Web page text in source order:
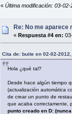
«Última modificación: 03-
Re: No me aparece
« Respuesta #4 en:
Cita de: buite en 02-02-
Hola ¿qué tal?
Desde hace algún tiempo
(actualización automática
de crear un punto de
que acaba correctamente,
punto creado en D: (nunca